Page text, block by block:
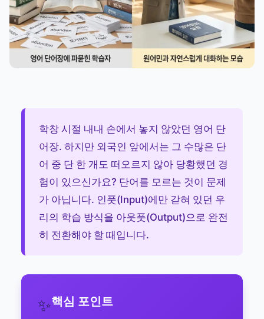
학창 시절 내내 손에서 놓지 않았던 영어 단
어장. 하지만 외국인 앞에서는 그 수많은 단
어 중 단 한 개도 떠오르지 않아 당황했던 경
험이 있으신가요? 단어를 모르는 것이 문제
가 아닙니다. 인풋(Input)에만 갇혀 있던 우
리의 학습 방식을 아웃풋(Output)으로 완전
히 전환해야 할 때입니다.
✨핵심 포인트